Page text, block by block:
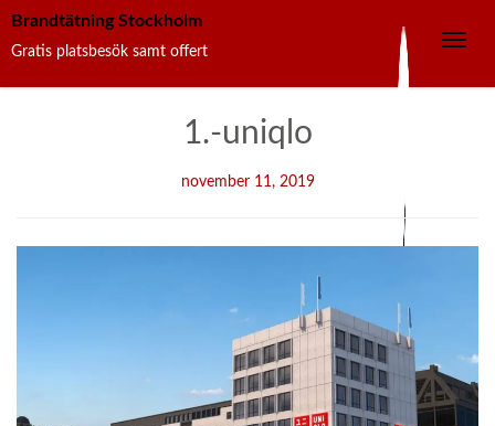
Toggle
Brandtätning Stockholm
Gratis platsbesök samt offert
1.-uniqlo
november 11, 2019